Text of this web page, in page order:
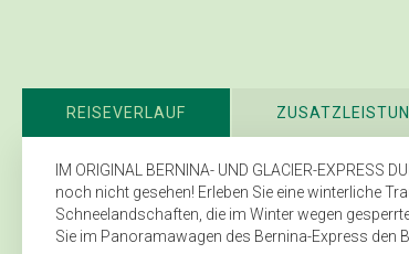
REISEVERLAUF
IM ORIGINAL BERNINA- UND GLACIER-EXPRESS
noch nicht gesehen! Erleben Sie eine winterliche
Schneelandschaften, die im Winter wegen
Sie im Panoramawagen des Bernina-Express den